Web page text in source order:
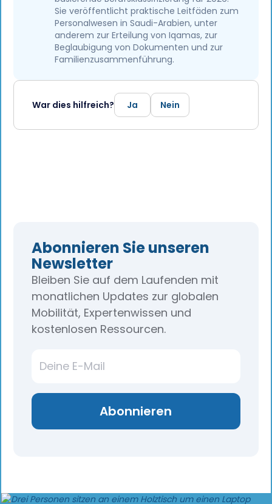
Sie veröffentlicht praktische Leitfäden zum
Personalwesen in Saudi-Arabien, unter
anderem zur Erteilung von Iqamas, zur
Beglaubigung von Dokumenten und zur
Familienzusammenführung.
War dies hilfreich? Ja Nein
Abonnieren Sie unseren
Newsletter
Bleiben Sie auf dem Laufenden mit
monatlichen Updates zur globalen
Mobilität, Expertenwissen und
kostenlosen Ressourcen.